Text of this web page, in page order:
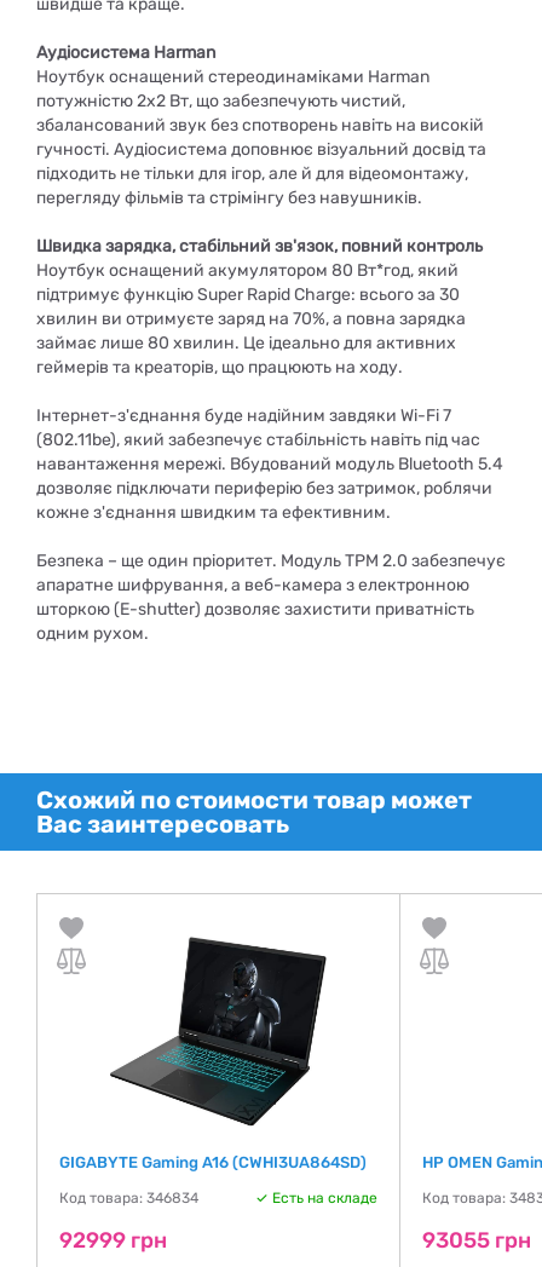
швидше та краще.
Аудіосистема Harman
Ноутбук оснащений стереодинаміками Harman
потужністю 2х2 Вт, що забезпечують чистий,
збалансований звук без спотворень навіть на високій
гучності. Аудіосистема доповнює візуальний досвід та
підходить не тільки для ігор, але й для відеомонтажу,
перегляду фільмів та стрімінгу без навушників.
Швидка зарядка, стабільний зв'язок, повний контроль
Ноутбук оснащений акумулятором 80 Вт*год, який
підтримує функцію Super Rapid Charge: всього за 30
хвилин ви отримуєте заряд на 70%, а повна зарядка
займає лише 80 хвилин. Це ідеально для активних
геймерів та креаторів, що працюють на ходу.
Інтернет-з'єднання буде надійним завдяки Wi-Fi 7
(802.11be), який забезпечує стабільність навіть під час
навантаження мережі. Вбудований модуль Bluetooth 5.4
дозволяє підключати периферію без затримок, роблячи
кожне з'єднання швидким та ефективним.
Безпека – ще один пріоритет. Модуль TPM 2.0 забезпечує
апаратне шифрування, а веб-камера з електронною
шторкою (E-shutter) дозволяє захистити приватність
одним рухом.
Схожий по стоимости товар может
Вас заинтересовать
GIGABYTE Gaming A16 (CWHI3UA864SD)
Код товара: 346834 Есть на складе
92999 грн
HP OMEN
Код товара:
93055 грн